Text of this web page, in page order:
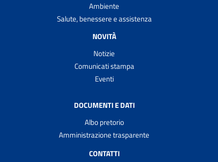
Ambiente
Salute, benessere e assistenza
NOVITÀ
Notizie
Comunicati stampa
Eventi
DOCUMENTI E DATI
Albo pretorio
Amministrazione trasparente
CONTATTI